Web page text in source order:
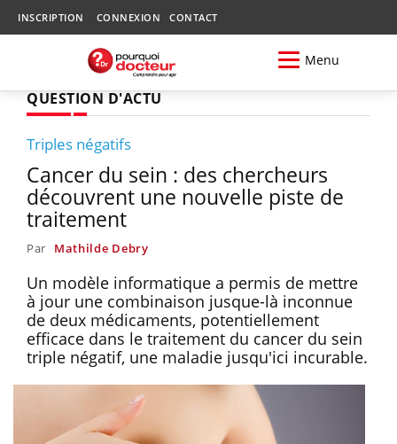
INSCRIPTION CONNEXION CONTACT
Menu
QUESTION D'ACTU
Triples négatifs
Cancer du sein : des chercheurs
découvrent une nouvelle piste de
traitement
Par Mathilde Debry
Un modèle informatique a permis de mettre
à jour une combinaison jusque-là inconnue
de deux médicaments, potentiellement
efficace dans le traitement du cancer du sein
triple négatif, une maladie jusqu'ici incurable.